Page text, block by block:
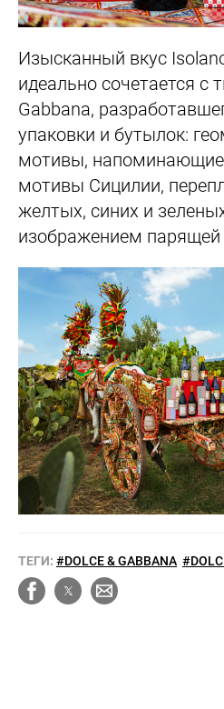
Изысканный вкус
идеально сочетается с
Gabbana,
упаковки и бутылок:
мотивы,
мотивы Сицилии,
желтых, синих и
изображением
ТЕГИ: #DOLCE & GABBANA